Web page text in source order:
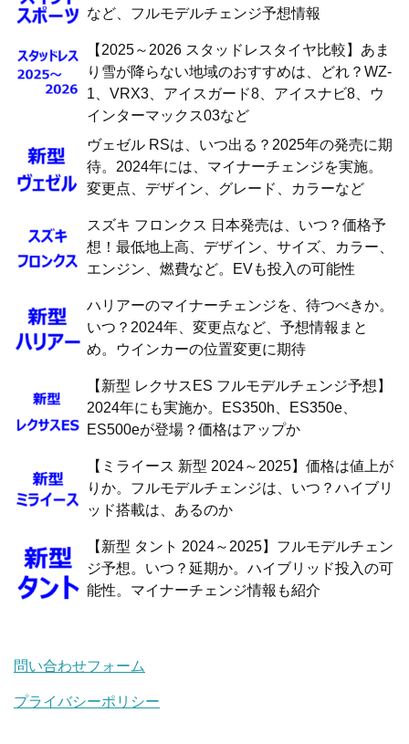
など、フルモデルチェンジ予想情報
【2025～2026 スタッドレスタイヤ比較】あま
り雪が降らない地域のおすすめは、どれ？WZ-
1、VRX3、アイスガード8、アイスナビ8、ウ
インターマックス03など
ヴェゼル RSは、いつ出る？2025年の発売に期
待。2024年には、マイナーチェンジを実施。
変更点、デザイン、グレード、カラーなど
スズキ フロンクス 日本発売は、いつ？価格予
想！最低地上高、デザイン、サイズ、カラー、
エンジン、燃費など。EVも投入の可能性
ハリアーのマイナーチェンジを、待つべきか。
いつ？2024年、変更点など、予想情報まと
め。ウインカーの位置変更に期待
【新型 レクサスES フルモデルチェンジ予想】
2024年にも実施か。ES350h、ES350e、
ES500eが登場？価格はアップか
【ミライース 新型 2024～2025】価格は値上が
りか。フルモデルチェンジは、いつ？ハイブリ
ッド搭載は、あるのか
【新型 タント 2024～2025】フルモデルチェン
ジ予想。いつ？延期か。ハイブリッド投入の可
能性。マイナーチェンジ情報も紹介
問い合わせフォーム
プライバシーポリシー